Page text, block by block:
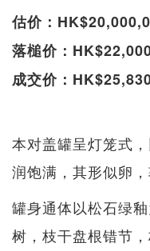
估价：
落槌价：
成交价：
本对盖罐呈灯笼式
润饱满，其形似卵
罐身通体以松石绿
树，枝干盘根错节